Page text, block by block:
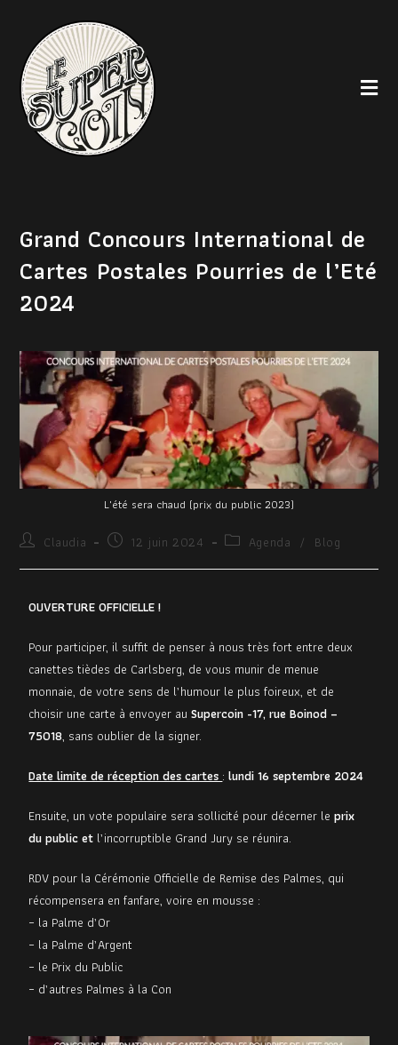
Grand Concours International de
Cartes Postales Pourries de l’Eté
2024
L'été sera chaud (prix du public 2023)
Claudia 12 juin 2024 Agenda / Blog
OUVERTURE OFFICIELLE !
Pour participer, il suffit de penser à nous très fort entre deux
canettes tièdes de Carlsberg, de vous munir de menue
monnaie, de votre sens de l’humour le plus foireux, et de
choisir une carte à envoyer auSupercoin -17, rue Boinod –
75018, sans oublier de la signer.
Date limite de réception des cartes : lundi 16 septembre 2024
Ensuite, un vote populaire sera sollicité pour décerner le prix
du public et l’incorruptible Grand Jury se réunira.
RDV pour la Cérémonie Officielle de Remise des Palmes, qui
récompensera en fanfare, voire en mousse :
– la Palme d’Or
– la Palme d’Argent
– le Prix du Public
– d’autres Palmes à la Con